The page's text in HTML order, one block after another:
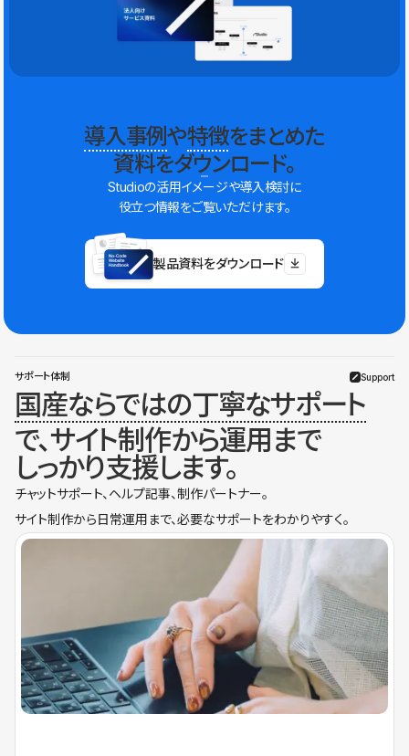
導入事例や特徴をまとめた
資料をダウンロード。
Studioの活用イメージや導入検討に
役立つ情報をご覧いただけます。
製品資料をダウンロード
サポート体制 Support
国産ならではの丁寧なサポート
で、サイト制作から運用まで
しっかり支援します。
チャットサポート、ヘルプ記事、制作パートナー。
サイト制作から日常運用まで、必要なサポートをわかりやすく。